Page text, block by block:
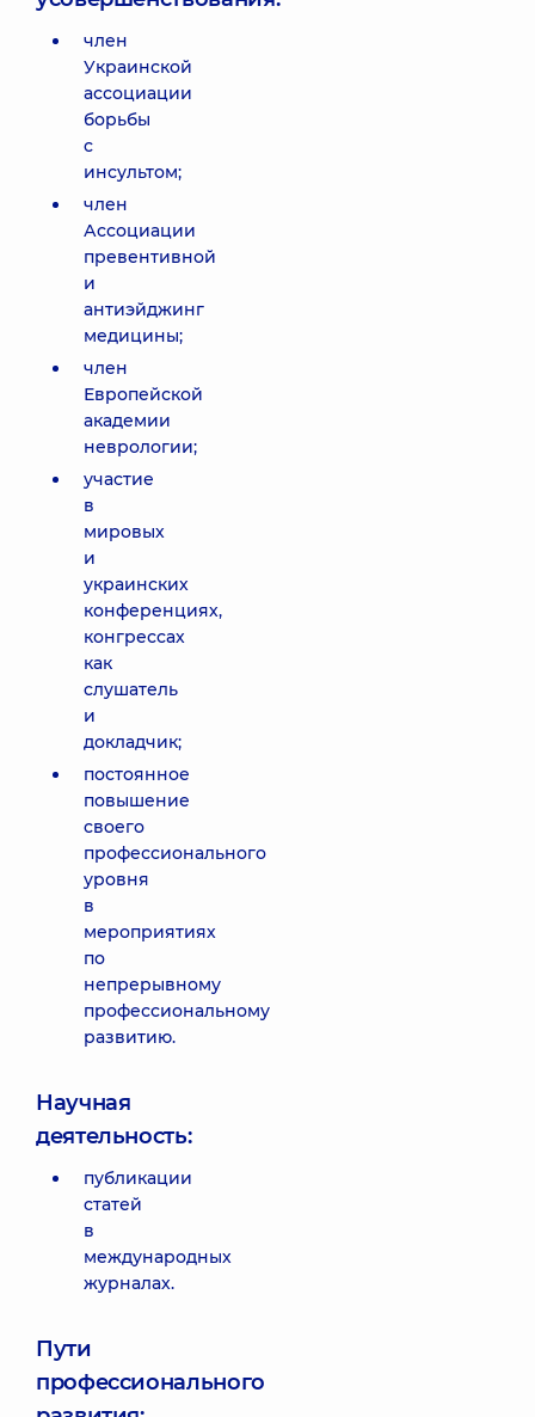
член
Украинской
ассоциации
борьбы
с
инсультом;
член
Ассоциации
превентивной
и
антиэйджинг
медицины;
член
Европейской
академии
неврологии;
участие
в
мировых
и
украинских
конференциях,
конгрессах
как
слушатель
и
докладчик;
постоянное
повышение
своего
профессионального
уровня
в
мероприятиях
по
непрерывному
профессиональному
развитию.
Научная
деятельность:
публикации
статей
в
международных
журналах.
Пути
профессионального